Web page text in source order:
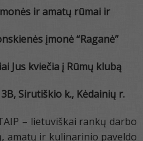
ir amatų rūmai ir
įmonė “Raganė”
Jus kviečia į Rūmų klubą
Sirutiškio k., Kėdainių r.
– lietuviškai rankų darbo
amatų ir kulinarinio paveldo